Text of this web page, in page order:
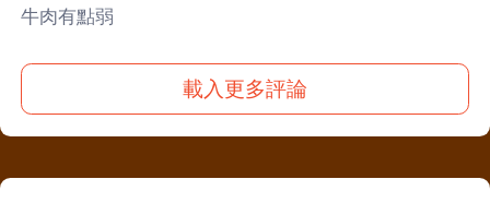
牛肉有點弱
載入更多評論